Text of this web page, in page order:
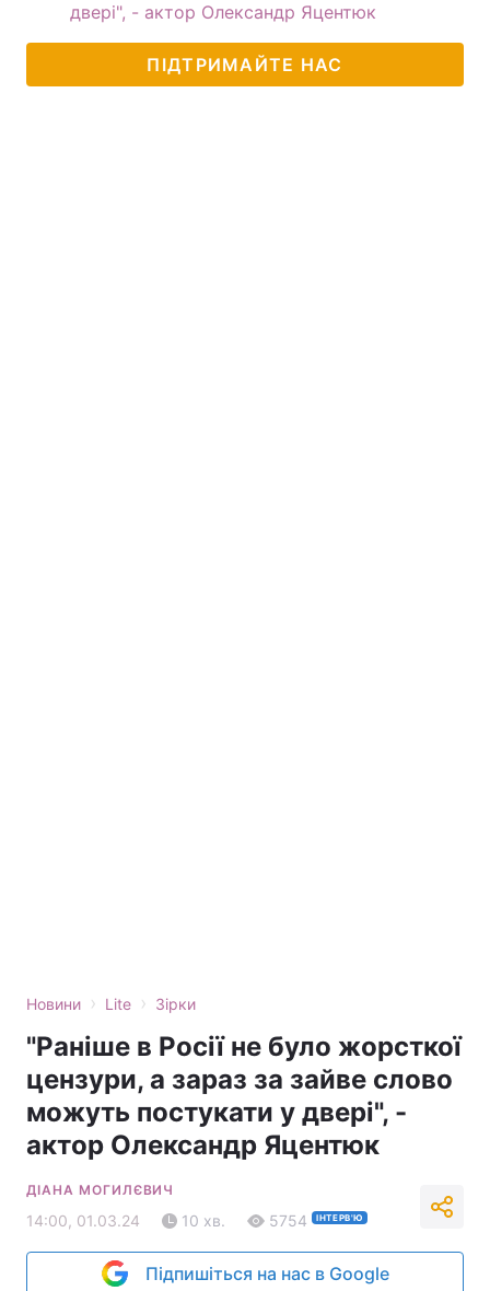
двері", - актор Олександр Яцентюк
ПІДТРИМАЙТЕ НАС
Новини › Lite › Зірки
"Раніше в Росії не було жорсткої
цензури, а зараз за зайве слово
можуть постукати у двері", -
актор Олександр Яцентюк
ДІАНА МОГИЛЄВИЧ
14:00, 01.03.24 10 хв. 5754 ІНТЕРВ'Ю
Підпишіться на нас в Google